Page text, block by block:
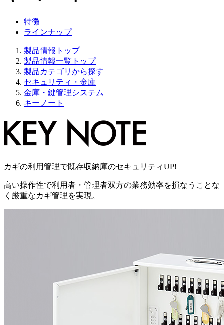
特徴
ラインナップ
製品情報トップ
製品情報一覧トップ
製品カテゴリから探す
セキュリティ・金庫
金庫・鍵管理システム
キーノート
カギの利用管理で既存収納庫のセキュリティUP!
高い操作性で利用者・管理者双方の業務効率を損なうことな
く厳重なカギ管理を実現。